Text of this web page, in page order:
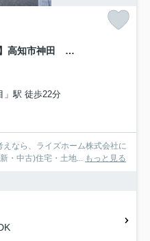
【プライベート中庭のある邸宅】高知市神田 中古一戸建て
」駅 徒歩22分
なら、ライズホーム株式会社に
・中古)住宅・土地... もっと見る